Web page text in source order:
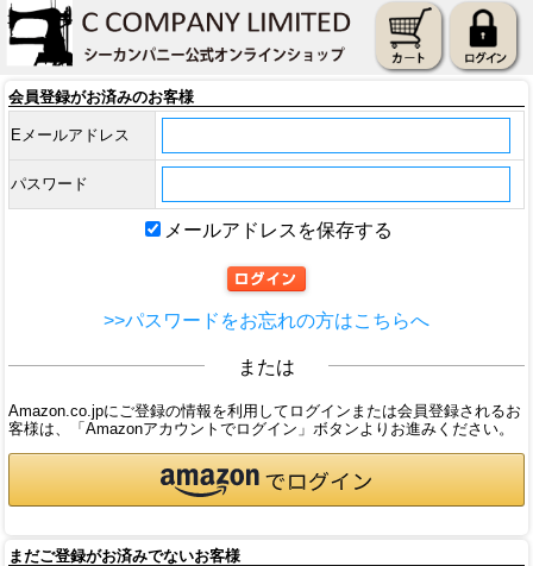
会員登録がお済みのお客様
Eメールアドレス
パスワード
メールアドレスを保存する
>>パスワードをお忘れの方はこちらへ
または
Amazon.co.jpにご登録の情報を利用してログインまたは会員登録されるお
客様は、「Amazonアカウントでログイン」ボタンよりお進みください。
まだご登録がお済みでないお客様